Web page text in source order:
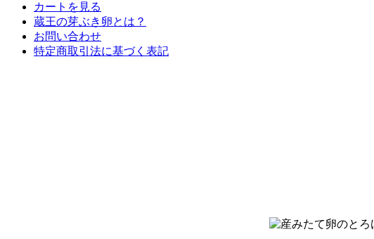
カートを見る
蔵王の芽ぶき卵とは？
お問い合わせ
特定商取引法に基づく表記